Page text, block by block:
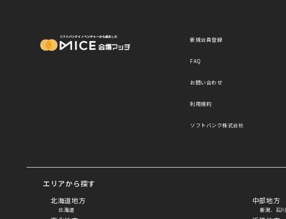
新規会員登録
FAQ
お問い合わせ
利用規約
ソフトバンク株式会社
エリアから探す
北海道地方
北海道
中部地方
新潟、 石川